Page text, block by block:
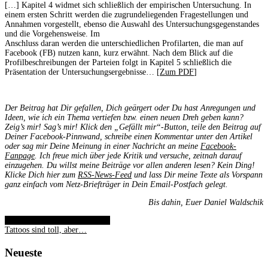
[…] Kapitel 4 widmet sich schließlich der empirischen Untersuchung. In
einem ersten Schritt werden die zugrundeliegenden Fragestellungen und
Annahmen vorgestellt, ebenso die Auswahl des Untersuchungsgegenstandes
und die Vorgehensweise. Im
Anschluss daran werden die unterschiedlichen Profilarten, die man auf
Facebook (FB) nutzen kann, kurz erwähnt. Nach dem Blick auf die
Profilbeschreibungen der Parteien folgt in Kapitel 5 schließlich die
Präsentation der Untersuchungsergebnisse… [Zum PDF]
Der Beitrag hat Dir gefallen, Dich geärgert oder Du hast Anregungen und
Ideen, wie ich ein Thema vertiefen bzw. einen neuen Dreh geben kann?
Zeig’s mir! Sag’s mir! Klick den „Gefällt mir“-Button, teile den Beitrag auf
Deiner Facebook-Pinnwand, schreibe einen Kommentar unter den Artikel
oder sag mir Deine Meinung in einer Nachricht an meine Facebook-
Fanpage. Ich freue mich über jede Kritik und versuche, zeitnah darauf
einzugehen. Du willst meine Beiträge vor allen anderen lesen? Kein Ding!
Klicke Dich hier zum RSS-News-Feed und lass Dir meine Texte als Vorspann
ganz einfach vom Netz-Briefträger in Dein Email-Postfach gelegt.
Bis dahin, Euer Daniel Waldschik
Tattoos sind toll, aber…
Neueste